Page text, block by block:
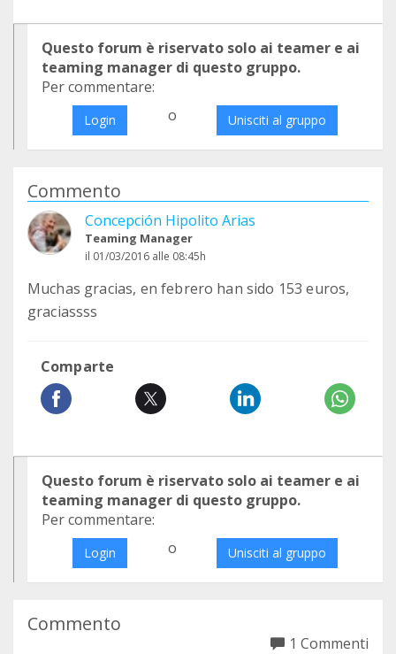
Questo forum è riservato solo ai teamer e ai
teaming manager di questo gruppo.
Per commentare:
Login o Unisciti al gruppo
Commento
Concepción Hipolito Arias
Teaming Manager
il 01/03/2016 alle 08:45h
Muchas gracias, en febrero han sido 153 euros,
graciassss
Comparte
Questo forum è riservato solo ai teamer e ai
teaming manager di questo gruppo.
Per commentare:
Login o Unisciti al gruppo
Commento
1 Commenti